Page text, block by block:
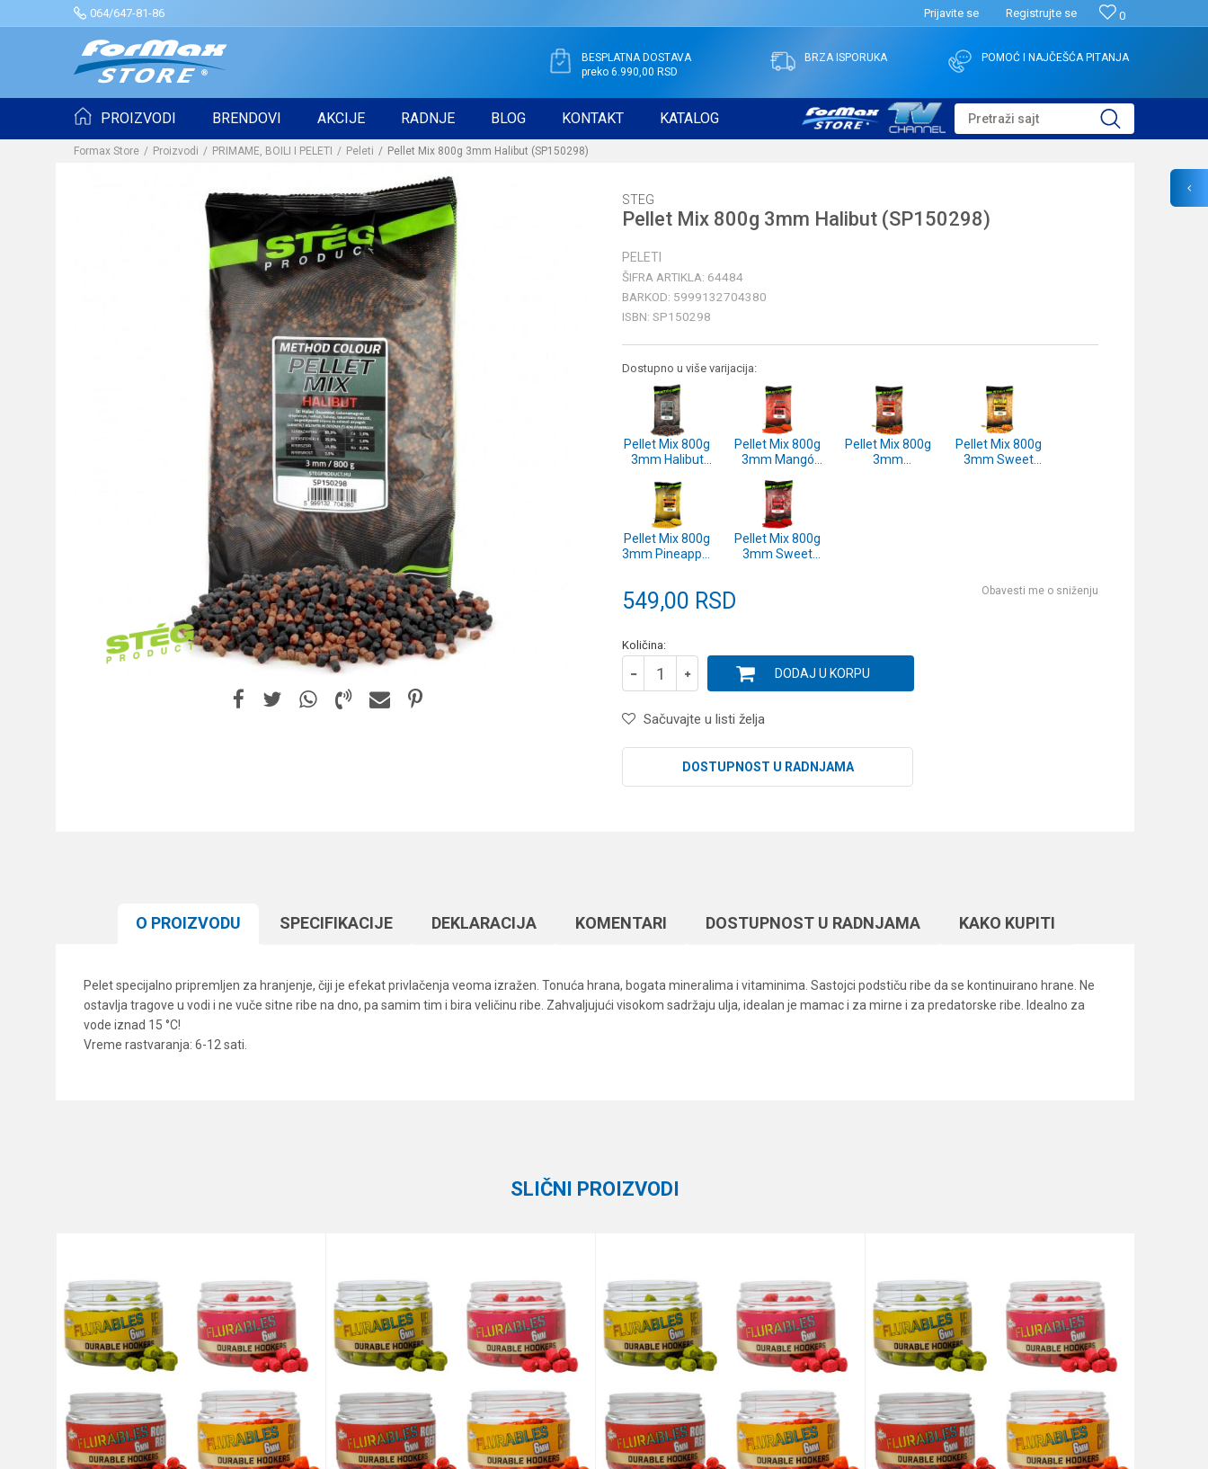
064/647-81-86 0
Prijavite se Registrujte se
BESPLATNA DOSTAVA
preko 6.990,00 RSD
BRZA ISPORUKA POMOĆ I NAJČEŠĆA PITANJA
PROIZVODI BRENDOVI AKCIJE RADNJE BLOG KONTAKT KATALOG Pretraži sajt
Formax Store Proizvodi PRIMAME, BOILI I PELETI Peleti Pellet Mix 800g 3mm Halibut (SP150298)
STEG
Pellet Mix 800g 3mm Halibut (SP150298)
PELETI
ŠIFRA ARTIKLA: 64484
BARKOD: 5999132704380
ISBN: SP150298
Dostupno u više varijacija:
Pellet Mix 800g
3mm Halibut
Pellet Mix 800g
3mm Mangó
Pellet Mix 800g
3mm
Pellet Mix 800g
3mm Sweet
Pellet Mix 800g
3mm Pineapple
Pellet Mix 800g
3mm Sweet
549,00 RSD Obavesti me o sniženju
Količina:
DODAJ U KORPU
Sačuvajte u listi želja
DOSTUPNOST U RADNJAMA
O PROIZVODU SPECIFIKACIJЕ DEKLARACIJA KOMENTARI DOSTUPNOST U RADNJAMA KAKO KUPITI
Pelet specijalno pripremljen za hranjenje, čiji je efekat privlačenja veoma izražen. Tonuća hrana, bogata mineralima i vitaminima. Sastojci podstiču ribe da se kontinuirano hrane. Ne
ostavlja tragove u vodi i ne vuče sitne ribe na dno, pa samim tim i bira veličinu ribe. Zahvaljujući visokom sadržaju ulja, idealan je mamac i za mirne i za predatorske ribe. Idealno za
vode iznad 15 °C!
Vreme rastvaranja: 6-12 sati.
Anti-spam zaštita - izračunajte koliko je 6 - 1 :
POŠALJI
SLIČNI PROIZVODI